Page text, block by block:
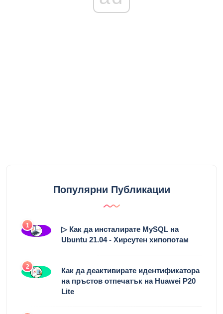
Популярни Публикации
1
▷ Как да инсталирате MySQL на
Ubuntu 21.04 - Хирсутен хипопотам
2
Как да деактивирате идентификатора
на пръстов отпечатък на Huawei P20
Lite